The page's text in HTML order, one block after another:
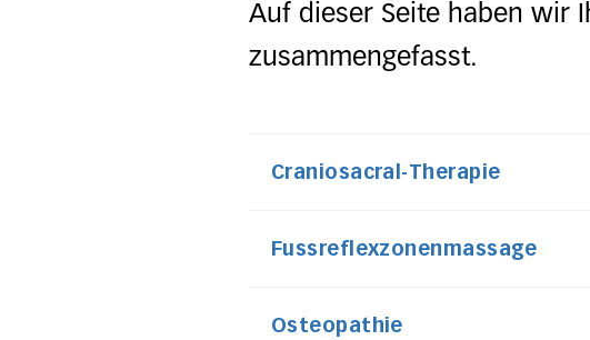
Auf dieser Seite haben wir
zusammengefasst.
Craniosacral-Therapie
Fussreflexzonenmassage
Osteopathie